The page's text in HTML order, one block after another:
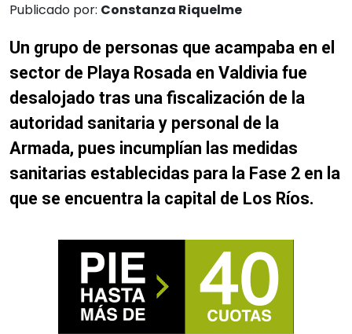
Publicado por: Constanza Riquelme
Un grupo de personas que acampaba en el
sector de Playa Rosada en Valdivia fue
desalojado tras una fiscalización de la
autoridad sanitaria y personal de la
Armada, pues incumplían las medidas
sanitarias establecidas para la Fase 2 en la
que se encuentra la capital de Los Ríos.